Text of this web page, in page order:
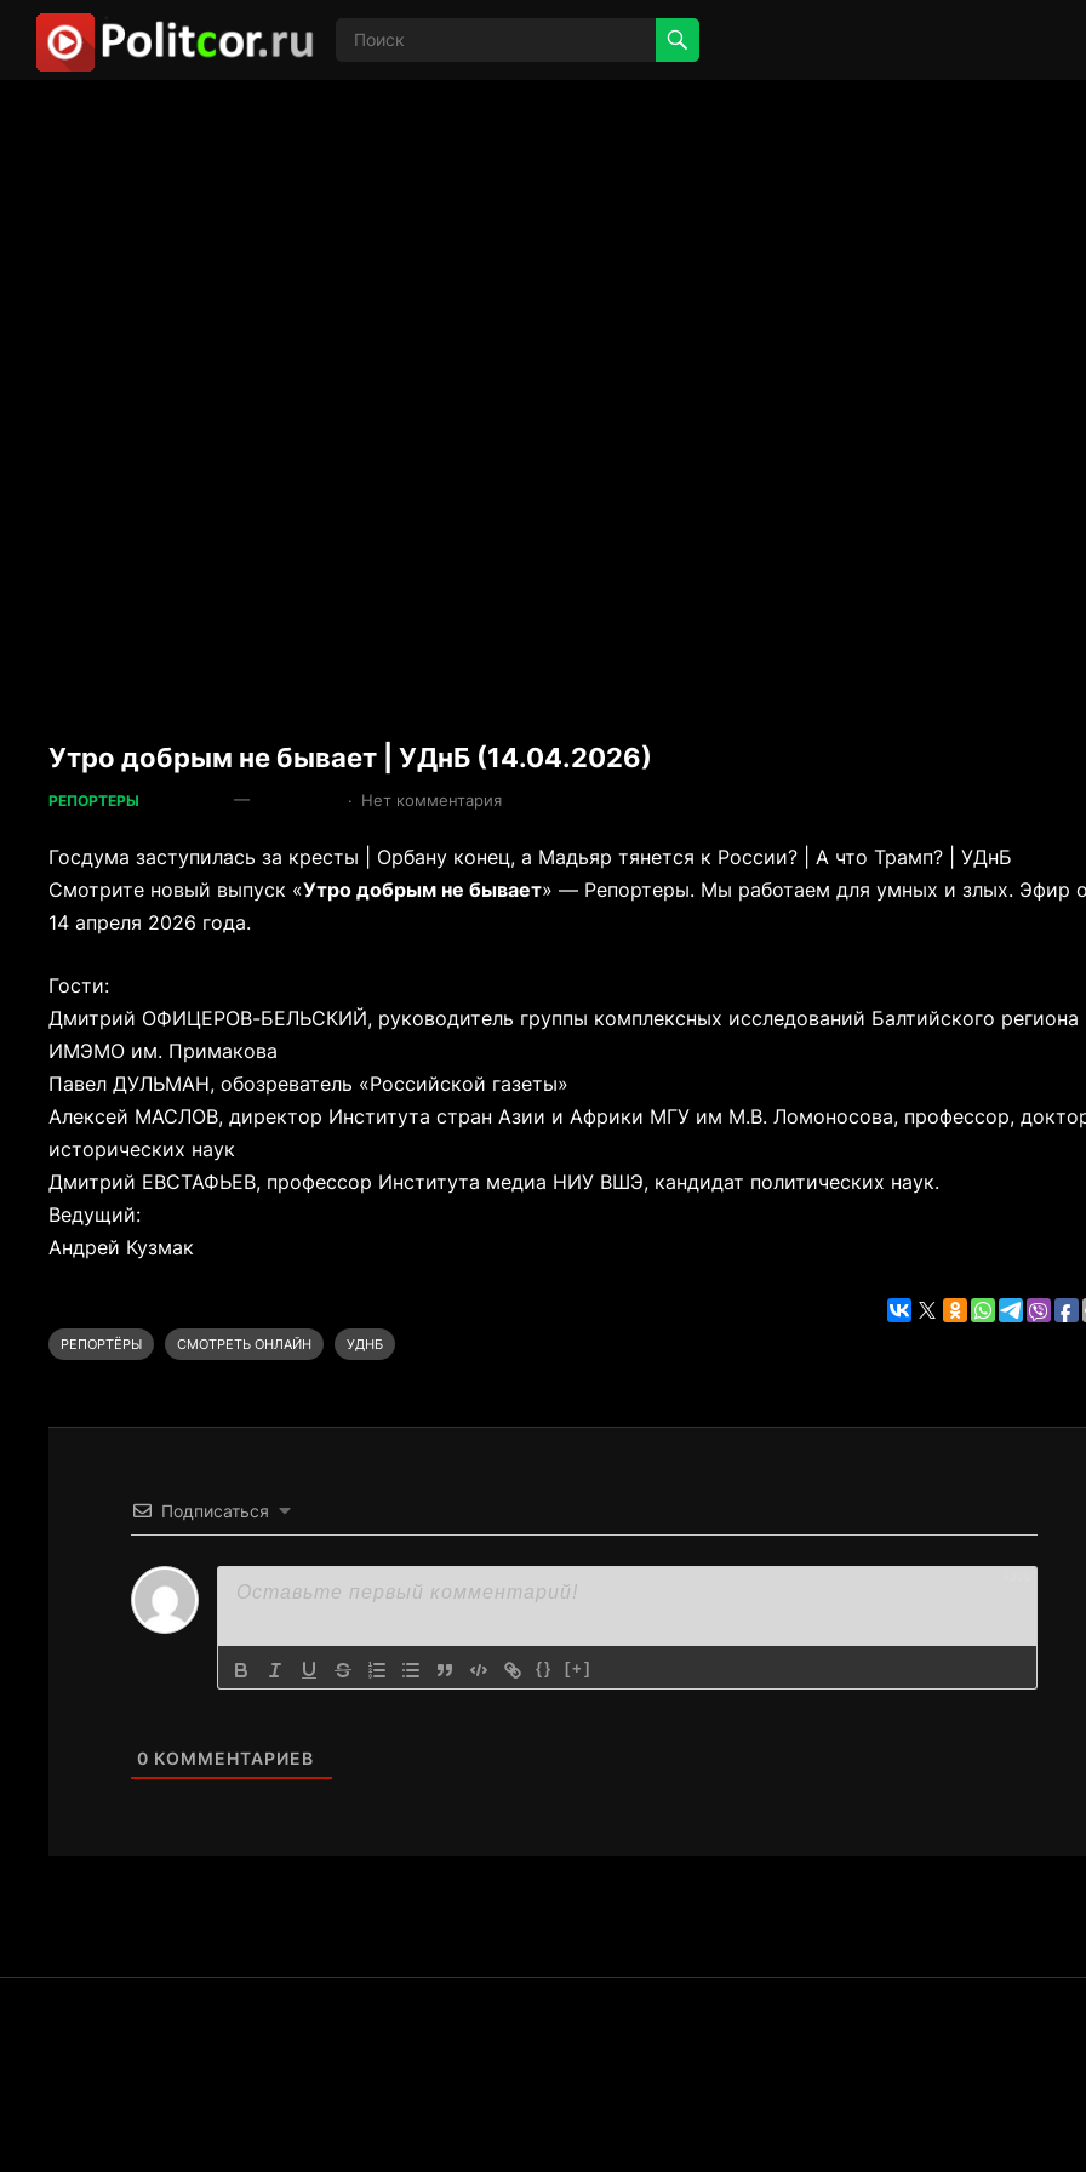
Утро добрым не бывает | УДнБ (14.04.2026)
РЕПОРТЕРЫ — · Нет комментария
Госдума заступилась за кресты | Орбану конец, а Мадьяр тянется к России? | А что Трамп? | УДнБ
Смотрите новый выпуск «Утро добрым не бывает» — Репортеры. Мы работаем для умных и злых. Эфир
14 апреля 2026 года.
Гости:
Дмитрий ОФИЦЕРОВ-БЕЛЬСКИЙ, руководитель группы комплексных исследований Балтийского региона
ИМЭМО им. Примакова
Павел ДУЛЬМАН, обозреватель «Российской газеты»
Алексей МАСЛОВ, директор Института стран Азии и Африки МГУ им М.В. Ломоносова, профессор,
исторических наук
Дмитрий ЕВСТАФЬЕВ, профессор Института медиа НИУ ВШЭ, кандидат политических наук.
Ведущий:
Андрей Кузмак
РЕПОРТЁРЫ СМОТРЕТЬ ОНЛАЙН УДНБ
Подписаться
{} [+]
0 КОММЕНТАРИЕВ